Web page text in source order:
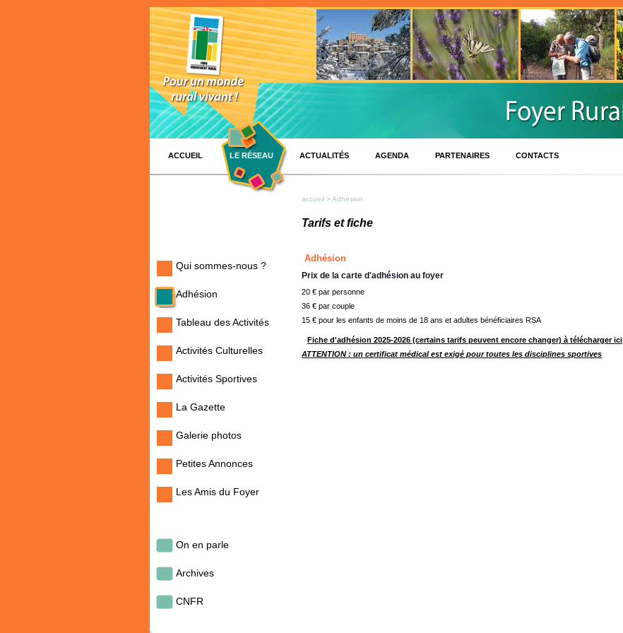
ACCUEIL LE RÉSEAU ACTUALITÉS AGENDA PARTENAIRES CONTACTS
Qui sommes-nous ?
Adhésion
Tableau des Activités
Activités Culturelles
Activités Sportives
La Gazette
Galerie photos
Petites Annonces
Les Amis du Foyer
On en parle
Archives
CNFR
accueil > Adhésion
Tarifs et fiche
Adhésion
Prix de la carte d'adhésion au foyer
20 € par personne
36 € par couple
15 € pour les enfants de moins de 18 ans et adultes bénéficiaires RSA
Fiche d'adhésion 2025-2026 (certains tarifs peuvent encore changer) à télécharger ici
ATTENTION : un certificat médical est exigé pour toutes les disciplines sportives